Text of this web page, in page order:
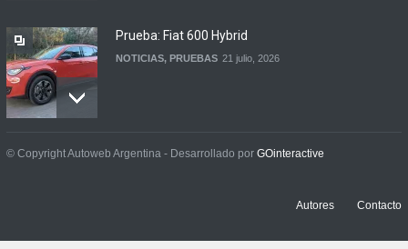
Prueba: Fiat 600 Hybrid
NOTICIAS, PRUEBAS 21 julio, 2026
Prueba: BYD Song Pro GS
© Copyright Autoweb Argentina - Desarrollado por GOinteractive
Autores Contacto